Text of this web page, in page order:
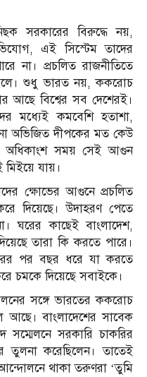
সরকারের বিরুদ্ধে নয়,
এই সিস্টেম তাদের
না। প্রচলিত রাজনীতিতে
শুধু ভারত নয়, ককরোচ
আছে বিশ্বের সব দেশেরই।
মধ্যেই কমবেশি হতাশা,
অভিজিত দীপকের মত কেউ
অধিকাংশ সময় সেই আগুন
যায়।
ক্ষোভের আগুনে প্রচলিত
দিয়েছে। উদাহরণ পেতে
ঘরের কাছেই বাংলাদেশ,
তারা কি করতে পারে।
পর বছর ধরে যা করতে
চমকে দিয়েছে সবাইকে।
সঙ্গে ভারতের ককরোচ
আছে। বাংলাদেশের সাবেক
সম্মেলনে সরকারি চাকরির
তুলনা করেছিলেন। তাতেই
আন্দোলনে থাকা তরুণরা ‘তুমি